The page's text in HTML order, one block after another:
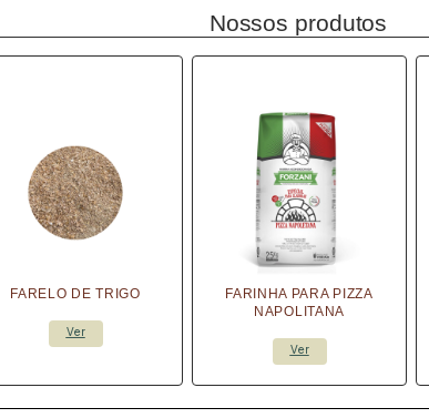
Nossos produtos
FARELO DE TRIGO
Ver
FARINHA PARA PIZZA
NAPOLITANA
Ver